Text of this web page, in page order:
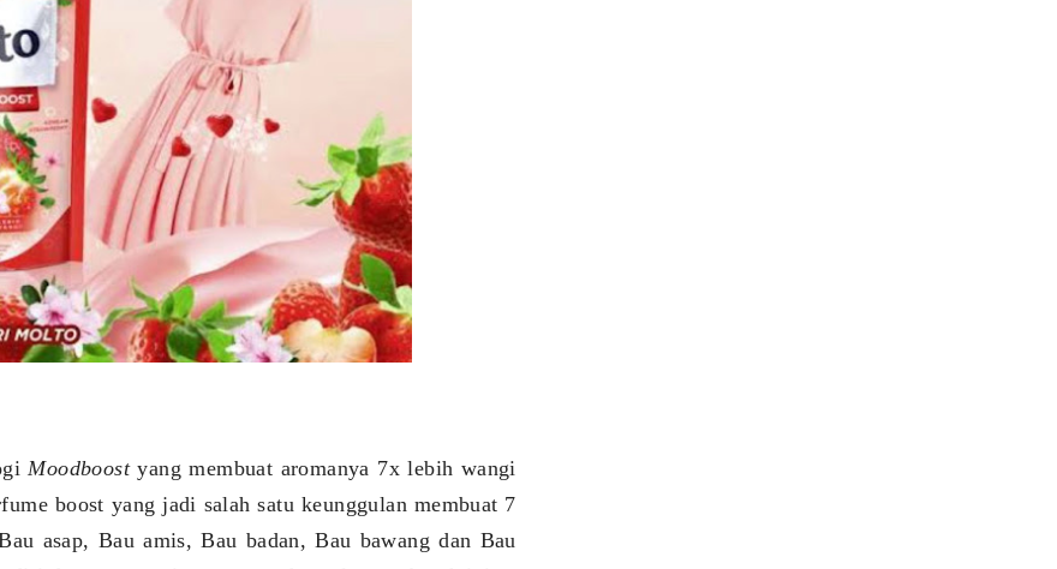
Moodboostyang membuat aromanya 7x lebih wangi
boost yang jadi salah satu keunggulan membuat 7
asap, Bau amis, Bau badan, Bau bawang dan Bau